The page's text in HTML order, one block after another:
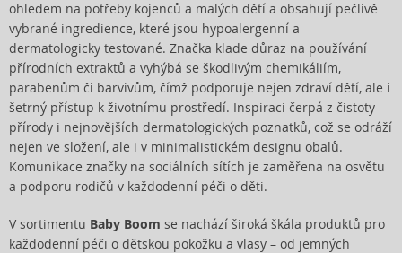
ohledem na potřeby kojenců a malých dětí a obsahují pečlivě
vybrané ingredience, které jsou hypoalergenní a
dermatologicky testované. Značka klade důraz na používání
přírodních extraktů a vyhýbá se škodlivým chemikáliím,
parabenům či barvivům, čímž podporuje nejen zdraví dětí, ale i
šetrný přístup k životnímu prostředí. Inspiraci čerpá z čistoty
přírody i nejnovějších dermatologických poznatků, což se odráží
nejen ve složení, ale i v minimalistickém designu obalů.
Komunikace značky na sociálních sítích je zaměřena na osvětu
a podporu rodičů v každodenní péči o děti.
V sortimentu Baby Boom se nachází široká škála produktů pro
každodenní péči o dětskou pokožku a vlasy – od jemných